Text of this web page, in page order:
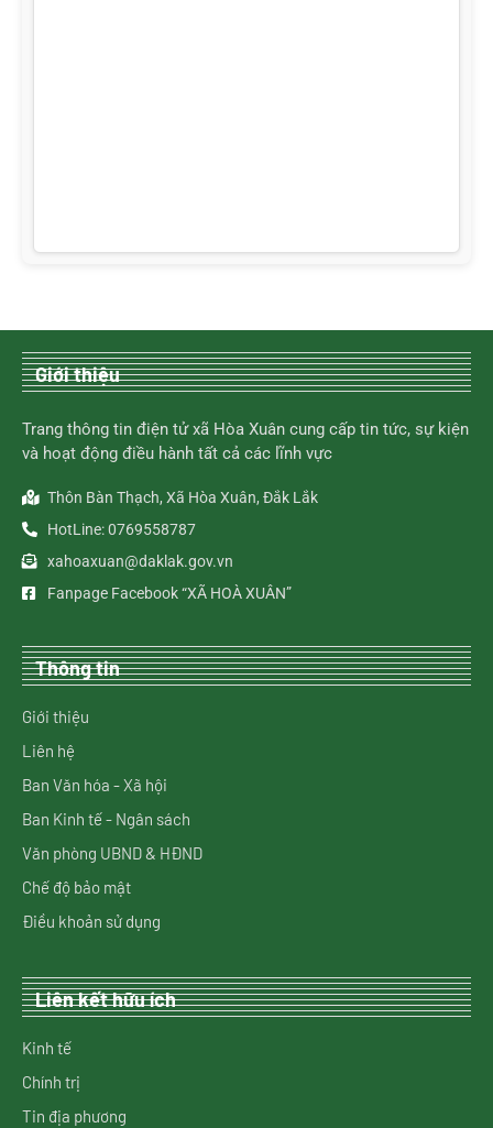
Giới thiệu
Trang thông tin điện tử xã Hòa Xuân cung cấp tin tức, sự kiện
và hoạt động điều hành tất cả các lĩnh vực
Thôn Bàn Thạch, Xã Hòa Xuân, Đắk Lắk
HotLine: 0769558787
xahoaxuan@daklak.gov.vn
Fanpage Facebook “XÃ HOÀ XUÂN”
Thông tin
Giới thiệu
Liên hệ
Ban Văn hóa - Xã hội
Ban Kinh tế - Ngân sách
Văn phòng UBND & HĐND
Chế độ bảo mật
Điều khoản sử dụng
Liên kết hữu ích
Kinh tế
Chính trị
Tin địa phương